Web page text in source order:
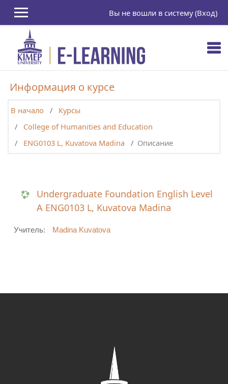
Вы не вошли в систему (Вход)
Информация о курсе
В начало
Курсы
College of Humanities and Education
ENG0103 L, Kuvatova Madina
Описание
Undergraduate Foundation English Level
A ENG0103 L, Kuvatova Madina
Учитель: Madina Kuvatova